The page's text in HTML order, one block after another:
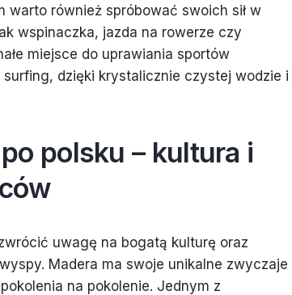
warto również spróbować swoich sił w
wspinaczka, jazda na rowerze czy
miejsce do uprawiania sportów
dzięki krystalicznie czystej wodzie i
polsku – kultura i
uwagę na bogatą kulturę oraz
Madera ma swoje unikalne zwyczaje
na pokolenie. Jednym z